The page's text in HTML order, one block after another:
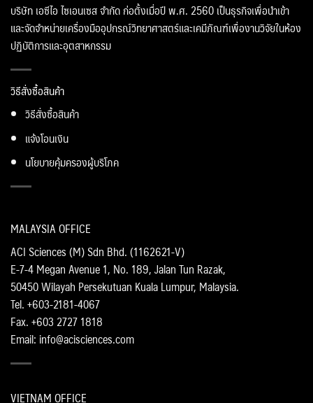
MALAYSIA OFFICE
ACI Sciences (M) Sdn Bhd. (1162621-V)
E-7-4 Megan Avenue 1, No. 189, Jalan Tun Razak,
50450 Wilayah Persekutuan Kuala Lumpur, Malaysia.
Tel. +603-2181-4067
Fax. +603 2727 1818
Email: info@acisciences.com
VIETNAM OFFICE
บริษัท เอซีไอ ไซเอนเซส จำกัด ก่อตั้งเมื่อปี พ.ศ. 2560 เป็นธุรกิจเพื่อนำเข้า
และจัดจำหน่ายเครื่องมืออุปกรณ์วิทยาศาสตร์และเคมีภัณฑ์เพื่องานวิจัยในห้อง
ปฏิบัติการและอุตสาหกรรม
วิธีสั่งซื้อสินค้า
วิธีสั่งซื้อสินค้า
แจ้งโอนเงิน
นโยบายคุ้มครองผู้บริโภค